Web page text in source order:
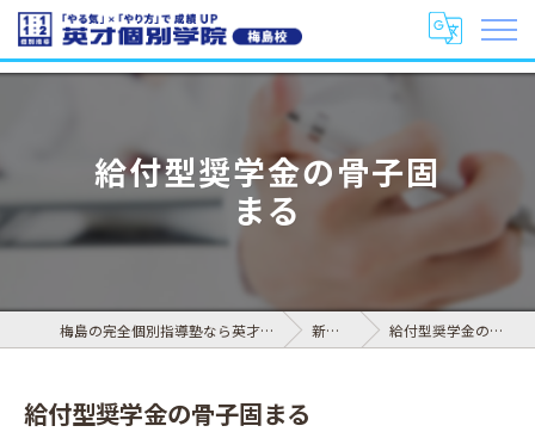
給付型奨学金の骨子固
まる
梅島の完全個別指導塾なら英才個別学院 梅島校 新着情報 給付型奨学金の骨子固まる
給付型奨学金の骨子固まる